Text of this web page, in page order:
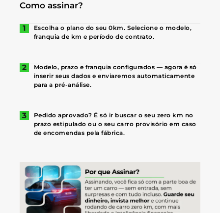
Como assinar?
Escolha o plano do seu 0km. Selecione o modelo,
franquia de km e período de contrato.
Modelo, prazo e franquia configurados — agora é só
inserir seus dados e enviaremos automaticamente
para a pré-análise.
Pedido aprovado? É só ir buscar o seu zero km no
prazo estipulado ou o seu carro provisório em caso
de encomendas pela fábrica.